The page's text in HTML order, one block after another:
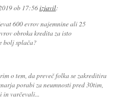
ob 17:56izjavil:
600 evrov najemnine ali 25
obroka kredita za isto
bolj splača?
o tem, da preveč folka se zakreditira
porabi za neumnosti pred 30tim,
in varčevali...